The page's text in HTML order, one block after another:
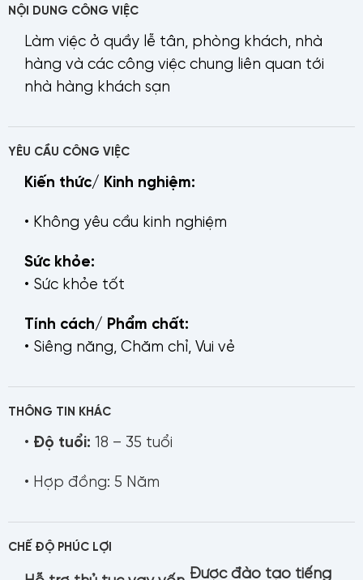
NỘI DUNG CÔNG VIỆC
Làm việc ở quầy lễ tân, phòng khách, nhà
hàng và các công việc chung liên quan tới
nhà hàng khách sạn
YÊU CẦU CÔNG VIỆC
Kiến thức/ Kinh nghiệm:
• Không yêu cầu kinh nghiệm
Sức khỏe:
• Sức khỏe tốt
Tính cách/ Phẩm chất:
• Siêng năng, Chăm chỉ, Vui vẻ
THÔNG TIN KHÁC
• Độ tuổi: 18 – 35 tuổi
• Hợp đồng: 5 Năm
CHẾ ĐỘ PHÚC LỢI
Được đào tạo tiếng